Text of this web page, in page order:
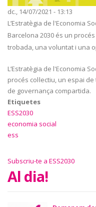
dc., 14/07/2021 - 13:13
L’Estratègia de l'Economia
Barcelona 2030 és un
trobada, una voluntat i una
L’Estratègia de l'Economia
procés col·lectiu, un espai
de governança compartida.
Etiquetes
ESS2030
economia social
ess
Subscriu-te a ESS2030
Al dia!